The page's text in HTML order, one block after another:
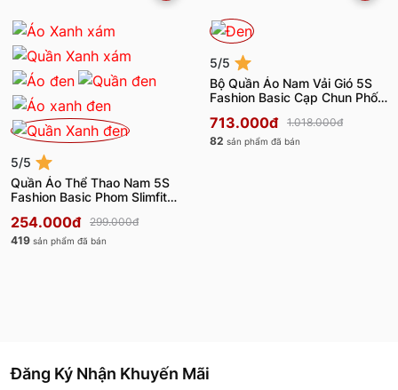
5/5
Quần Áo Thể Thao Nam 5S
Fashion Basic Phom Slimfit
254.000đ
299.000đ
419 sản phẩm đã bán
5/5
Bộ Quần Áo Nam Vải Gió 5S
Fashion Basic Cạp Chun Phối
713.000đ
1.018.000đ
82 sản phẩm đã bán
Đăng Ký Nhận Khuyến Mãi